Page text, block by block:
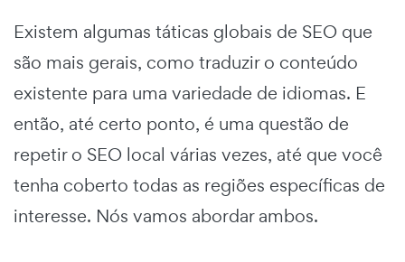
Existem algumas táticas globais de SEO que
são mais gerais, como traduzir o conteúdo
existente para uma variedade de idiomas. E
então, até certo ponto, é uma questão de
repetir o SEO local várias vezes, até que você
tenha coberto todas as regiões específicas de
interesse. Nós vamos abordar ambos.